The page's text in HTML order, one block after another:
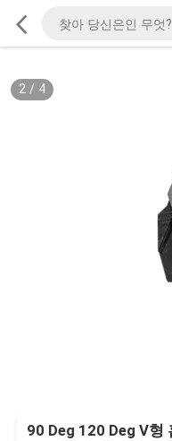
2/ 4
90 Deg 120 Deg V형